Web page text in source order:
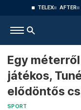
TELEX AFTER
Egy
játékos,
elődöntős
SPORT